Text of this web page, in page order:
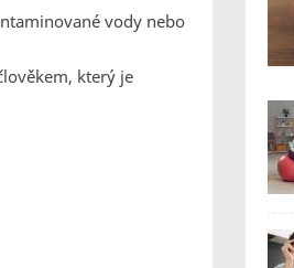
vody nebo
který je